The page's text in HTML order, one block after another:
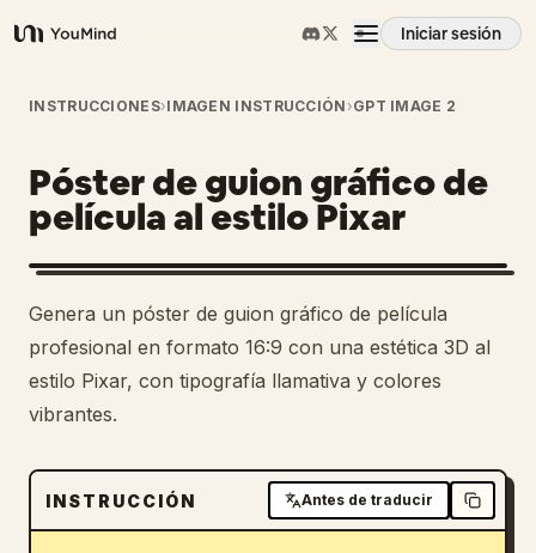
YouMind
Iniciar sesión
Resumen
Casos de uso
Habilidades
Prompts
Precios
Descargar
INSTRUCCIONES›IMAGEN INSTRUCCIÓN ›GPT IMAGE 2
Póster de guion gráfico de
película al estilo Pixar
Genera un póster de guion gráfico de película
profesional en formato 16:9 con una estética 3D al
estilo Pixar, con tipografía llamativa y colores
vibrantes.
INSTRUCCIÓN Antes de traducir